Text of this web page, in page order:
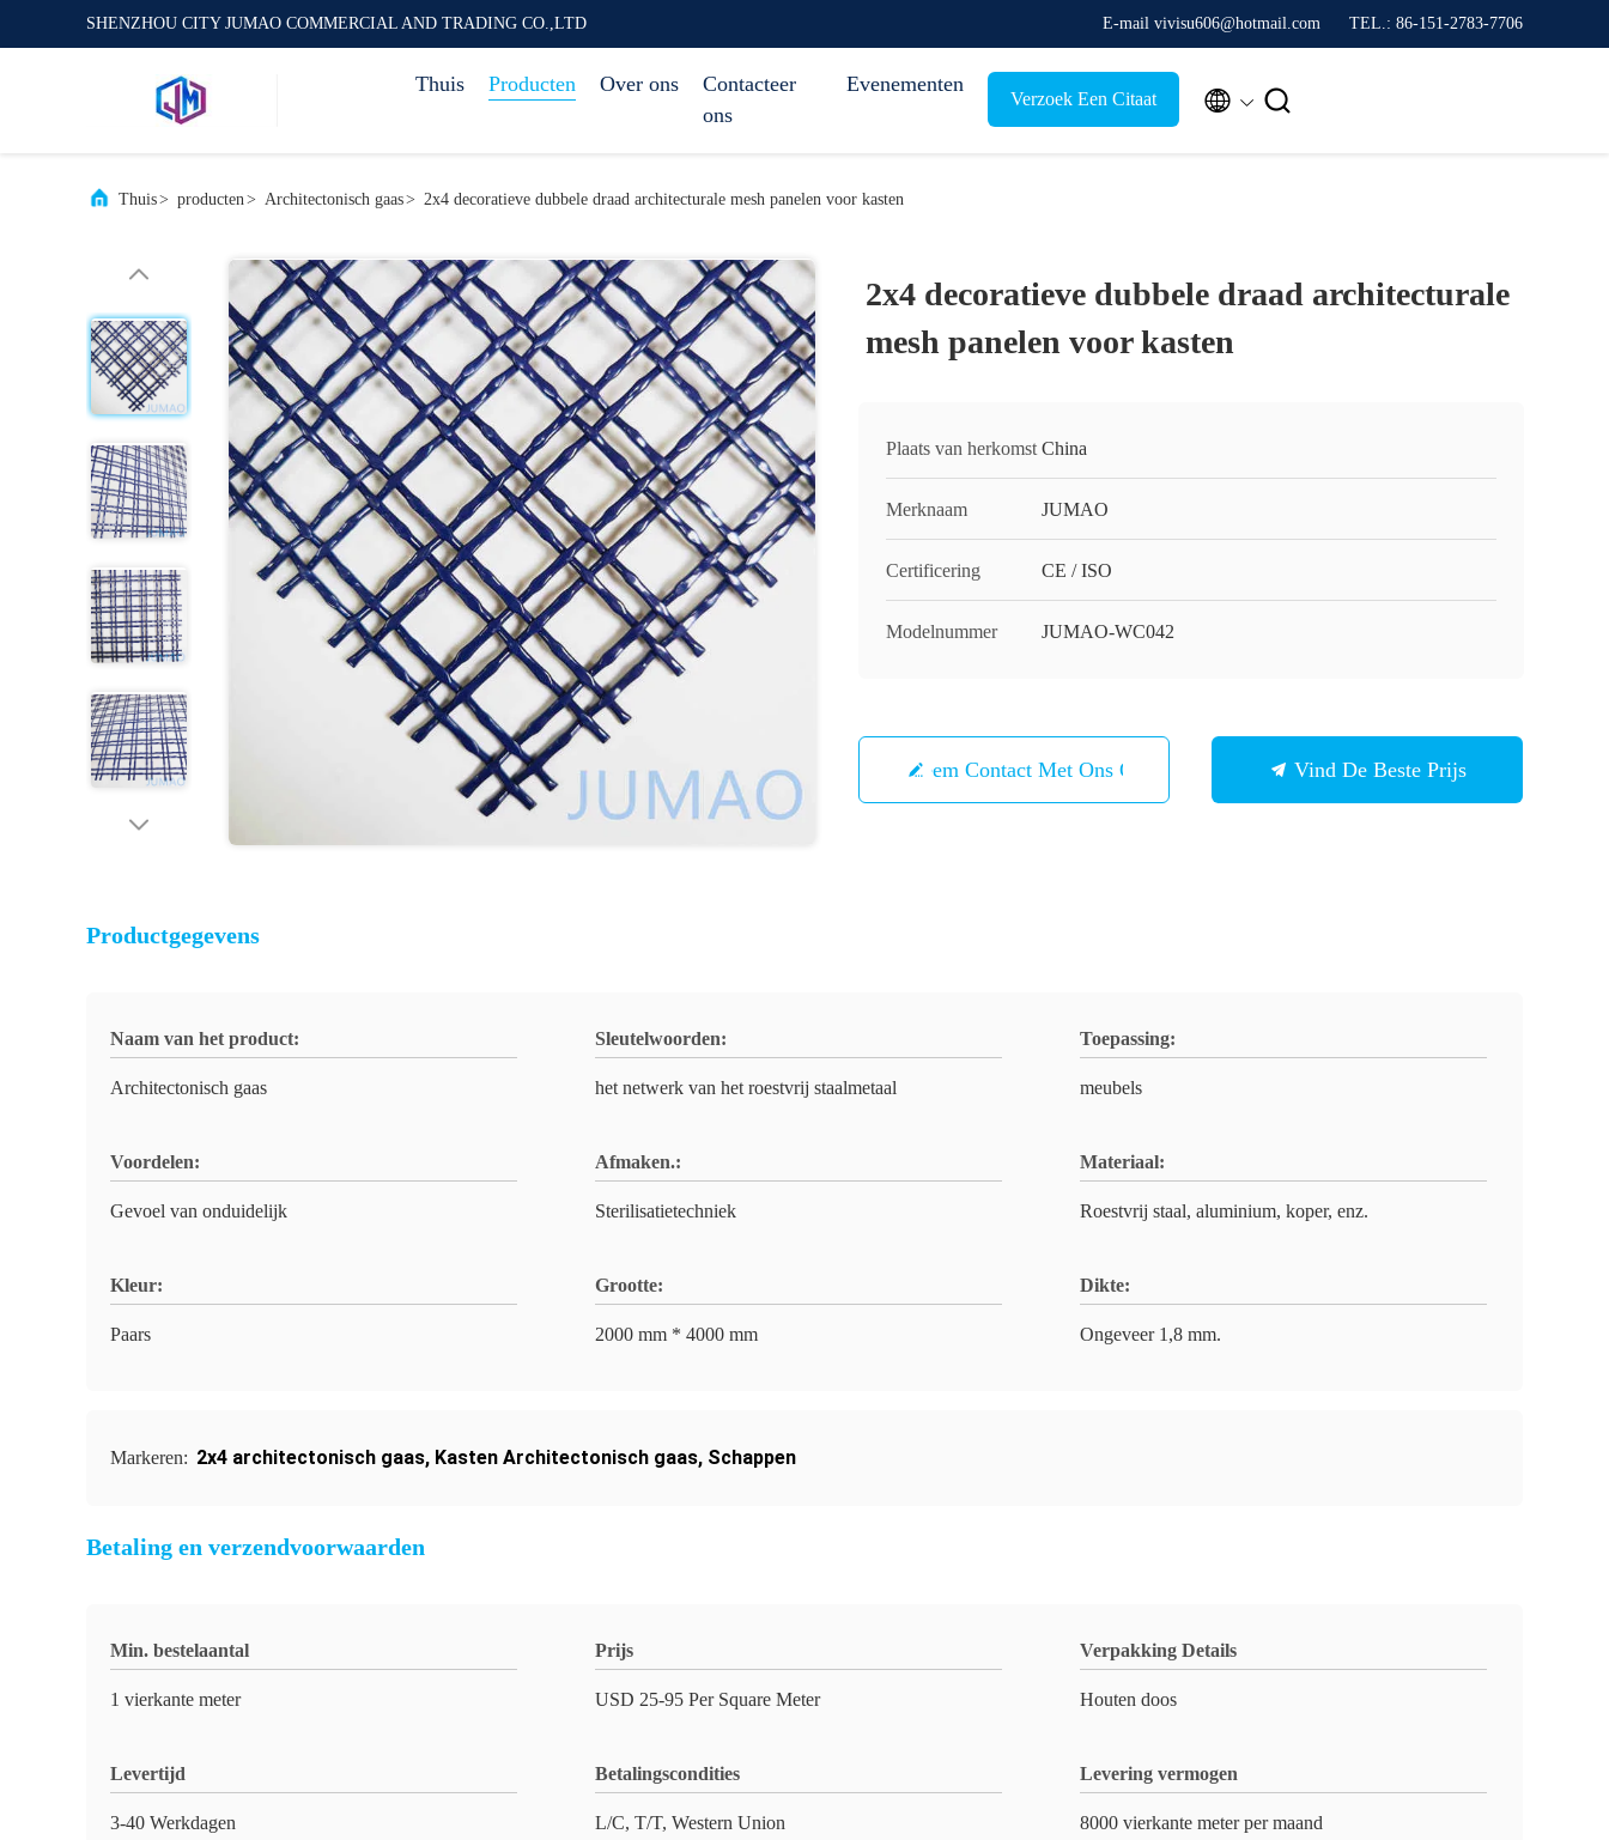
SHENZHOU CITY JUMAO COMMERCIAL AND TRADING CO.,LTD E-mail vivisu606@hotmail.com TEL.: 86-151-2783-7706
Thuis Producten Over ons
Contacteer
ons
Evenementen
Verzoek Een Citaat  
Thuis> producten> Architectonisch gaas> 2x4 decoratieve dubbele draad architecturale mesh panelen voor kasten
2x4 decoratieve dubbele draad architecturale
mesh panelen voor kasten
Plaats van herkomst China
Merknaam JUMAO
Certificering CE / ISO
Modelnummer JUMAO-WC042
Neem Contact Met Ons Op Vind De Beste Prijs
Productgegevens
Naam van het product:
Architectonisch gaas
Sleutelwoorden:
het netwerk van het roestvrij staalmetaal
Toepassing:
meubels
Voordelen:
Gevoel van onduidelijk
Afmaken.:
Sterilisatietechniek
Materiaal:
Roestvrij staal, aluminium, koper, enz.
Kleur:
Paars
Grootte:
2000 mm * 4000 mm
Dikte:
Ongeveer 1,8 mm.
Markeren: 2x4 architectonisch gaas, Kasten Architectonisch gaas, Schappen
Betaling en verzendvoorwaarden
Min. bestelaantal
1 vierkante meter
Prijs
USD 25-95 Per Square Meter
Verpakking Details
Houten doos
Levertijd
3-40 Werkdagen
Betalingscondities
L/C, T/T, Western Union
Levering vermogen
8000 vierkante meter per maand